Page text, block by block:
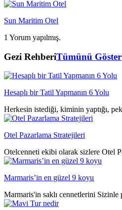
Sun Maritim Otel
1 Yorum yapılmış.
Gezi RehberiTümünü Göster
Hesaplı bir Tatil Yapmanın 6 Yolu
Herkesin istediği, kiminin yaptığı,
Otel Pazarlama Stratejileri
Otelcenneti ekibi olarak sizlere Otel
Marmaris’in en güzel 9 koyu
Marmaris'in saklı cennetlerini